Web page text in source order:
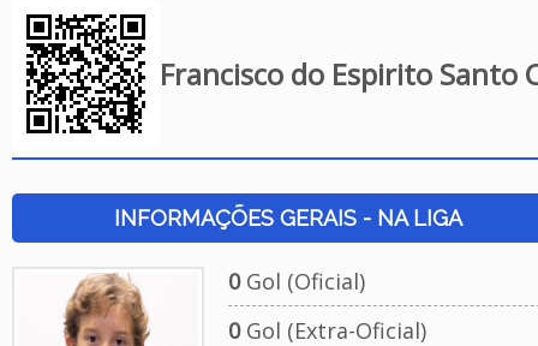
Francisco do Espirito Santo
INFORMAÇÕES GERAIS - NA LIGA
0Gol (Oficial)
0Gol (Extra-Oficial)